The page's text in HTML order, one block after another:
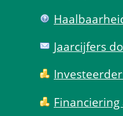
Jaarcijfers